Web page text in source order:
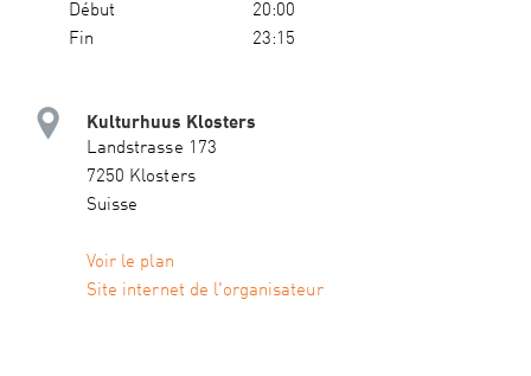
Début
20:00
Fin
23:15
Kulturhuus Klosters
Landstrasse 173
7250 Klosters
Suisse
Voir le plan
Site internet de l'organisateur